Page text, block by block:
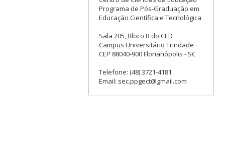
Programa de Pós-Graduação em
Educação Científica e Tecnológica
Sala 205, Bloco B do CED
Campus Universitário Trindade
CEP 88040-900 Florianópolis - SC
Telefone: (48) 3721-4181
Email: sec.ppgect@gmail.com